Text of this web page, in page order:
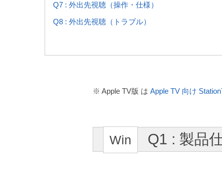
Q7 : 外出先視聴（操作・仕様）
Q8 : 外出先視聴（トラブル）
※ Apple TV版 は Apple TV 向け
Q1 : 製品